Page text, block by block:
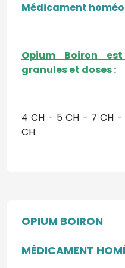
Médicament
Opium Boiron
granules et doses:
4 CH - 5 CH - 7 CH -
CH.
OPIUM BOIRON
MÉDICAMENT